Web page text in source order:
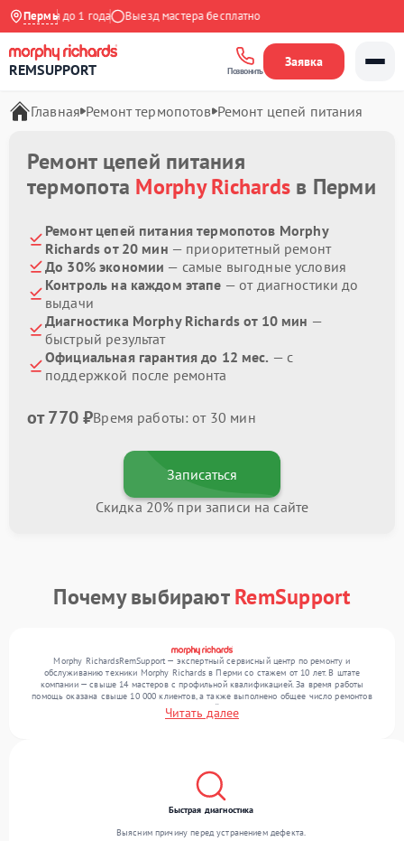
Пермьдо 1 года Выезд мастера бесплатно
REMSUPPORT Позвонить
Заявка
Главная Ремонт термопотов Ремонт цепей питания
Ремонт цепей питания
термопота Morphy Richards в Перми
Ремонт цепей питания термопотов Morphy
Richards от 20 мин — приоритетный ремонт
До 30% экономии — самые выгодные условия
Контроль на каждом этапе — от диагностики до
выдачи
Диагностика Morphy Richards от 10 мин —
быстрый результат
Официальная гарантия до 12 мес. — с
поддержкой после ремонта
от 770 ₽Время работы: от 30 мин
Записаться
Скидка 20% при записи на сайте
Почему выбираютRemSupport
Morphy RichardsRemSupport — экспертный сервисный центр по ремонту и
обслуживанию техники Morphy Richards в Перми со стажем от 10 лет. В штате
компании — свыше 14 мастеров с профильной квалификацией. За время работы
помощь оказана свыше 10 000 клиентов, а также выполнено общее число ремонтов
превысило 12 000. Ежемесячно в сервисный центр поступает свыше 300 единиц
техники, включая , , . Мы устраняем поломки любой сложности и гарантируем
Читать далее
Быстрая диагностика
Выясним причину перед устранением дефекта.